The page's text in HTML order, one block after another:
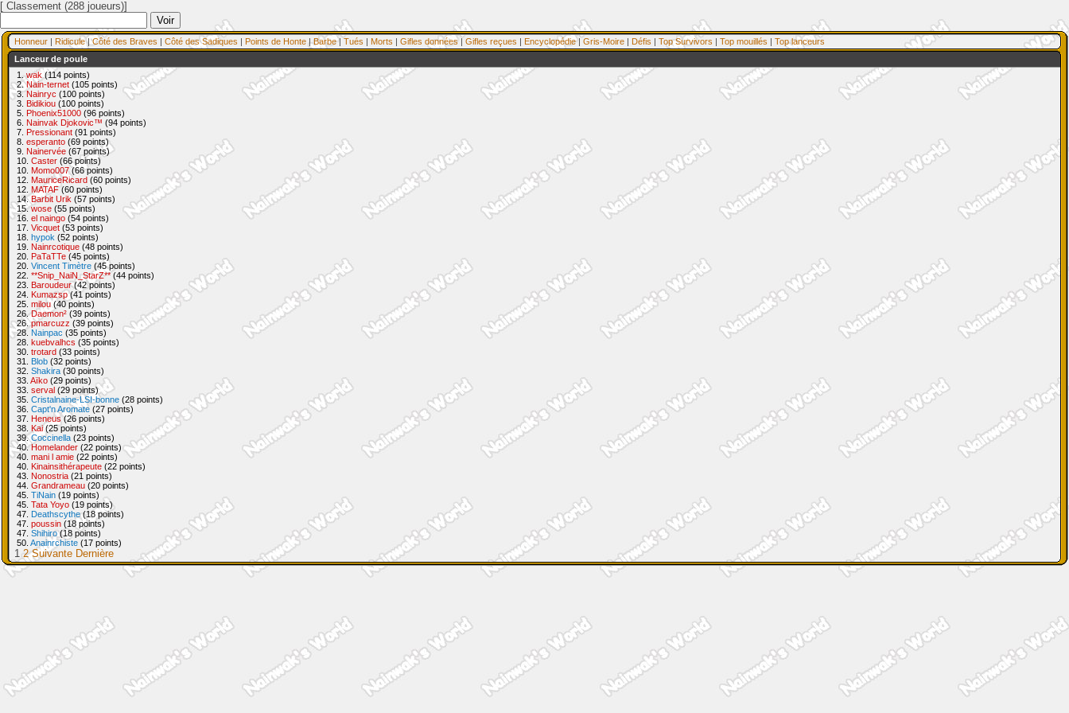
[ Classement (288 joueurs)]
Honneur | Ridicule|Côté des Braves | Côté des Sadiques | Points de Honte |Barbe| Tués | Morts | Gifles données | Gifles reçues | Encyclopédie| Gris-Moire | Défis | Top Survivors | Top mouillés | Top lanceurs
Lanceur de poule
1. wak (114 points)
2.Nain-ternet (105 points)
3. Nainryc (100 points)
3. Bidikiou (100 points)
5. Phoenix51000 (96 points)
6. Nainvak Djokovic™ (94 points)
7. Pressionant (91 points)
8. esperanto (69 points)
9. Nainervée (67 points)
10. Caster (66 points)
10. Momo007(66 points)
12. MauriceRicard (60 points)
12. MATAF (60 points)
14.Barbit Urik (57 points)
15.wose (55 points)
16. el naingo (54 points)
17. Vicquet (53 points)
18. hypok (52 points)
19. Nainrcotique (48 points)
20. PaTaTTe (45 points)
20. Vincent Timètre (45 points)
22. **Snip_NaiN_StarZ** (44 points)
23. Baroudeur(42 points)
24. Kumazsp(41 points)
25. milou(40 points)
26.Daemon² (39 points)
26.pmarcuzz (39 points)
28. Nainpac (35 points)
28. kuebvalhcs (35 points)
30. trotard (33 points)
31. Blob (32 points)
32. Shakira (30 points)
33. Aïko (29 points)
33. serval (29 points)
35. Cristalnaine-LSI-bonne (28 points)
36. Capt'n Aromate (27 points)
37. Heneus(26 points)
38. Kai(25 points)
39.Coccinella (23 points)
40.Homelander (22 points)
40. mani l amie (22 points)
40. Kinainsithérapeute (22 points)
43. Nonostria (21 points)
44. Grandrameau (20 points)
45. TiNain (19 points)
45. Tata Yoyo (19 points)
47. Deathscythe(18 points)
47. poussin (18 points)
47. Shihiro(18 points)
50. Anainrchiste (17 points)
1 2 Suivante Dernière